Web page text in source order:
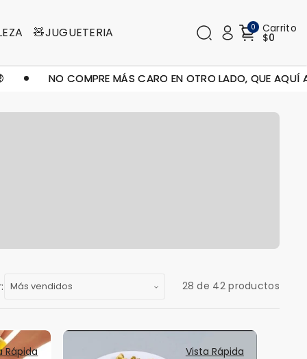
🧸JUGUETERIA 0 Carrito
$0
NO COMPRE MÁS CARO EN OTRO LADO, QUE AQUÍ
28 de 42 productos
Rápida Vista Rápida